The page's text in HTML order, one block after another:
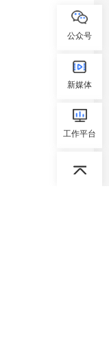
公众号
新媒体
工作平台